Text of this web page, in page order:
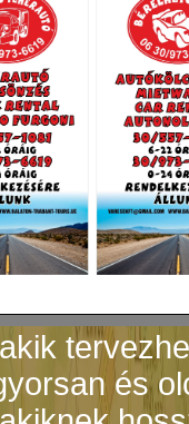
nem
olcsó
és